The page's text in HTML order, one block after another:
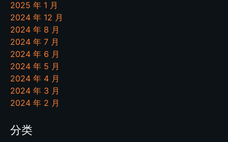
2025 年 1 月
2024 年 12 月
2024 年 8 月
2024 年 7 月
2024 年 6 月
2024 年 5 月
2024 年 4 月
2024 年 3 月
2024 年 2 月
分类